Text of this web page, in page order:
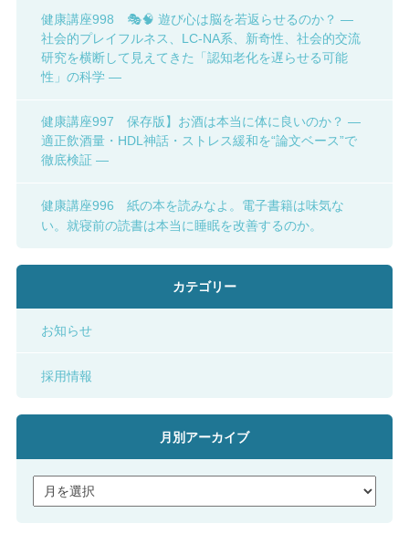
健康講座998 🎭🧠 遊び心は脳を若返らせるのか？ ―
社会的プレイフルネス、LC-NA系、新奇性、社会的交流
研究を横断して見えてきた「認知老化を遅らせる可能
性」の科学 ―
健康講座997 保存版】お酒は本当に体に良いのか？ ―
適正飲酒量・HDL神話・ストレス緩和を“論文ベース”で
徹底検証 ―
健康講座996 紙の本を読みなよ。電子書籍は味気な
い。就寝前の読書は本当に睡眠を改善するのか。
カテゴリー
お知らせ
採用情報
月別アーカイブ